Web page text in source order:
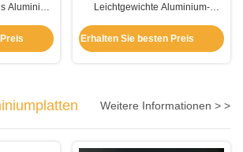
Aluminium
Leichtgewichte Aluminium-
30 mm Dicke
Erhalten Sie besten Preis
Weitere Informationen > >